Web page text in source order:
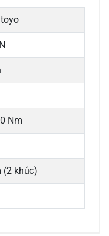
Nm
(2 khúc)